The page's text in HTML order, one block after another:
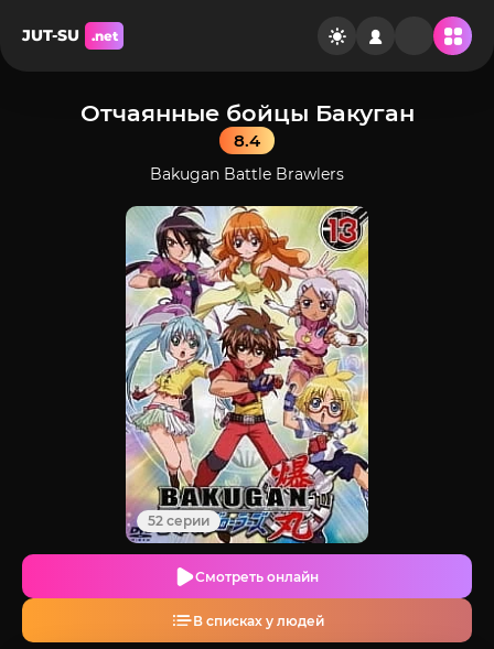
JUT-SU .net
Отчаянные бойцы Бакуган
8.4
Bakugan Battle Brawlers
52 серии
Смотреть онлайн
В списках у людей